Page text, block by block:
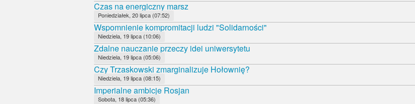
Czas na energiczny marsz
Poniedziałek, 20 lipca (07:52)
Wspomnienie kompromitacji ludzi "Solidarności"
Niedziela, 19 lipca (10:06)
Zdalne nauczanie przeczy idei uniwersytetu
Niedziela, 19 lipca (05:06)
Czy Trzaskowski zmarginalizuje Hołownię?
Niedziela, 19 lipca (08:15)
Imperialne ambicje Rosjan
Sobota, 18 lipca (05:36)